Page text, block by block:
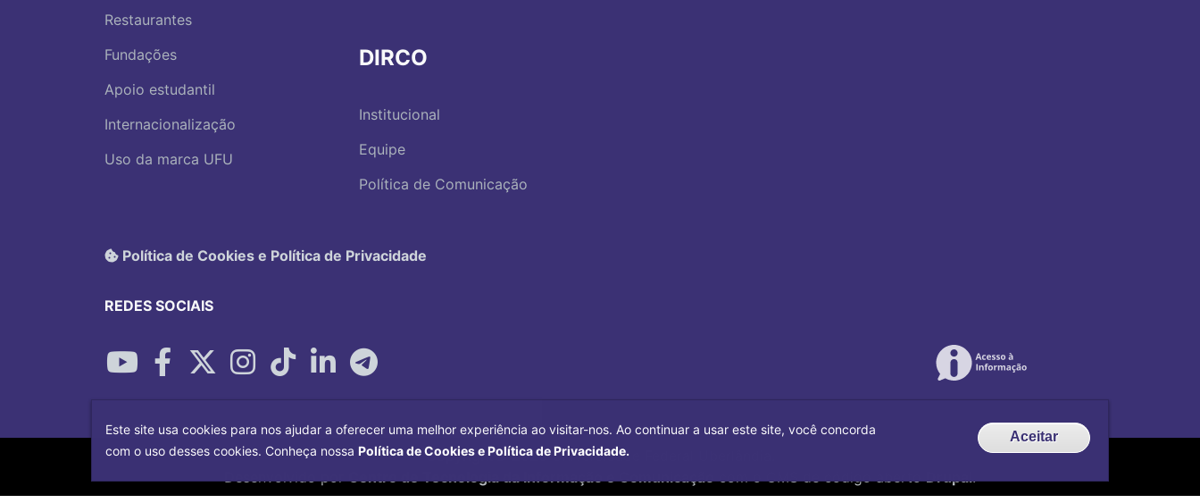
Restaurantes
Fundações
Apoio estudantil
Internacionalização
Uso da marca UFU
DIRCO
Institucional
Equipe
Política de Comunicação
Política de Cookies e Política de Privacidade
REDES SOCIAIS
Copyright©2026Universidade Federal Uberlândia.
Desenvolvido por Centro de Tecnologia da Informação e Comunicação com o CMS de código aberto Drupal
Este site usa cookies para nos ajudar a oferecer uma melhor experiência ao visitar-nos. Ao continuar a usar este site, você concorda
com o uso desses cookies. Conheça nossa Política de Cookies e Política de Privacidade.
Aceitar